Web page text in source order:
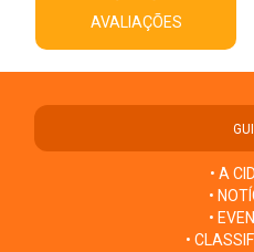
AVALIAÇÕES
• A
•
•
•